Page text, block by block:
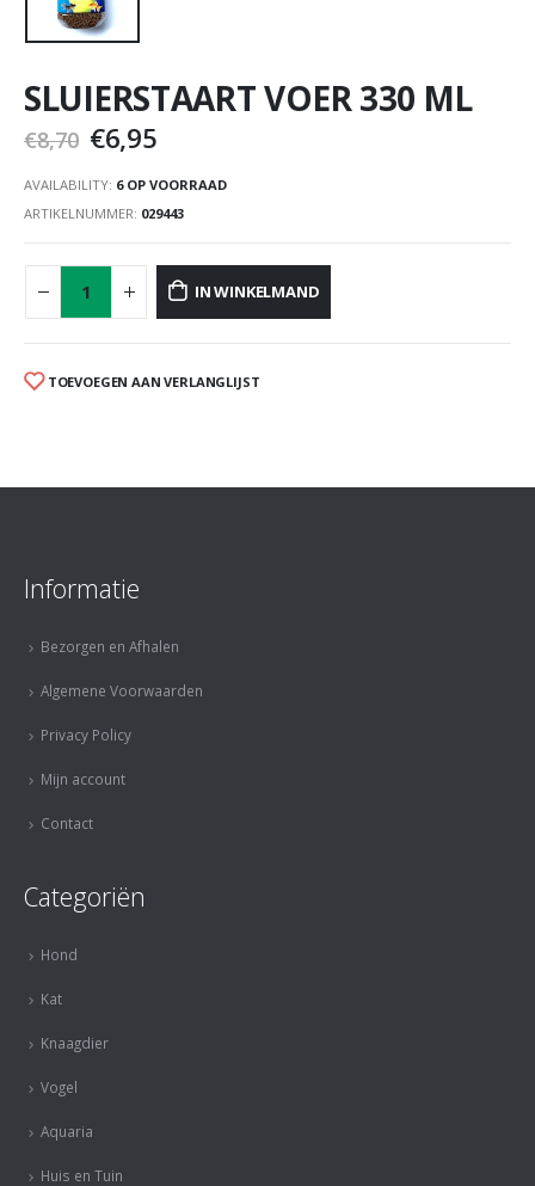
SLUIERSTAART VOER 330 ML
€8,70 €6,95
AVAILABILITY: 6 OP VOORRAAD
ARTIKELNUMMER: 029443
IN WINKELMAND
TOEVOEGEN AAN VERLANGLIJST
Informatie
Bezorgen en Afhalen
Algemene Voorwaarden
Privacy Policy
Mijn account
Contact
Categoriën
Hond
Kat
Knaagdier
Vogel
Aquaria
Huis en Tuin